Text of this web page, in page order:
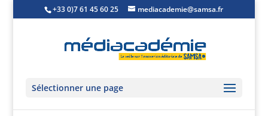
+33 0)7 61 45 60 25 mediacademie@samsa.fr
Sélectionner une page